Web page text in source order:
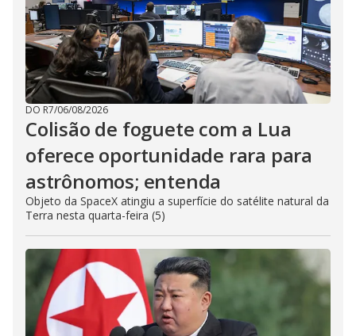
DO R7/06/08/2026
Colisão de foguete com a Lua
oferece oportunidade rara para
astrônomos; entenda
Objeto da SpaceX atingiu a superfície do satélite natural da
Terra nesta quarta-feira (5)